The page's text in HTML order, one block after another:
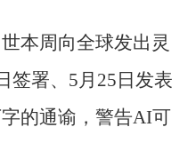
本周向全球发出灵
签署、5月25日发表
的通谕，警告AI可